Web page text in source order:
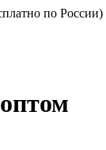
по России)